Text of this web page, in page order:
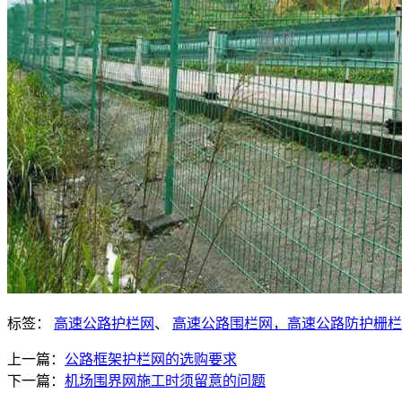
标签： 高速公路护栏网 、 高速公路围栏网，高速公路防护栅栏
上一篇： 公路框架护栏网的选购要求
下一篇： 机场围界网施工时须留意的问题